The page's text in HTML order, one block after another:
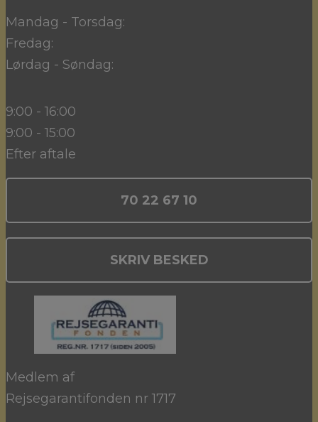
Mandag - Torsdag:
Fredag:
Lørdag - Søndag:
9:00 - 16:00
9:00 - 15:00
Efter aftale
70 22 67 10
SKRIV BESKED
Medlem af
Rejsegarantifonden nr 1717